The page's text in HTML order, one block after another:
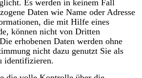
Es werden in keinem Fall
Daten wie Name oder Adresse
die mit Hilfe eines
können nicht von Dritten
erhobenen Daten werden ohne
nicht dazu genutzt Sie als
identifizieren.